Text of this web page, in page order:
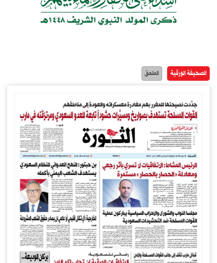
الصحيفة الورقية الملحق